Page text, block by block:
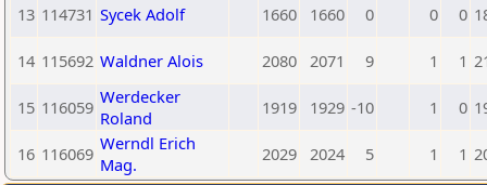
13 114731 Sycek Adolf 1660 1660 0 0 0
14 115692 Waldner Alois 2080 2071 9 1 1
15 116059 Werdecker
Roland
1919 1929 -10 1 0
16 116069 Werndl Erich
Mag.
2029 2024 5 1 1